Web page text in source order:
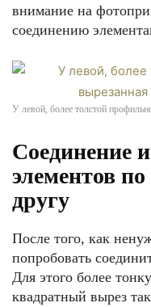
внимание на
соединению
У левой, более толстой
Соединение
элементов
другу
После того, как
попробовать
Для этого более
квадратный вырез